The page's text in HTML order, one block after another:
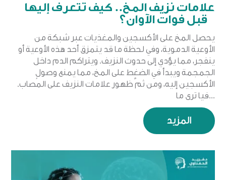
علامات نزيف المخ.. كيف تتعرف إليها
قبل فوات الآوان؟
يحصل المخ على الأكسجين والمغذيات عبر شبكة من
الأوعية الدموية، وفي لحظة ما قد يتمزق أحد هذه الأوعية أو
ينفجر، مما يؤدي إلى حدوث النزيف. ويتراكم الدم داخل
الجمجمة ويبدأ في الضغط على المخ، مما يمنع وصول
الأكسجين إليه، ومن ثمَّ ظهور علامات النزيف على المُصاب.
فيا ترى ما...
المزيد